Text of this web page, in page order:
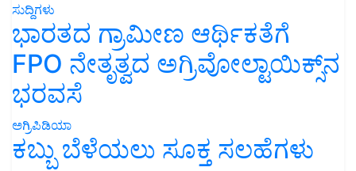
ಸುದ್ದಿಗಳು
ಭಾರತದ ಗ್ರಾಮೀಣ ಆರ್ಥಿಕತೆಗೆ
FPO ನೇತೃತ್ವದ ಅಗ್ರಿವೋಲ್ಟಾಯಿಕ್ಸ್‌ನ
ಭರವಸೆ
ಅಗ್ರಿಪಿಡಿಯಾ
ಕಬ್ಬು ಬೆಳೆಯಲು ಸೂಕ್ತ ಸಲಹೆಗಳು